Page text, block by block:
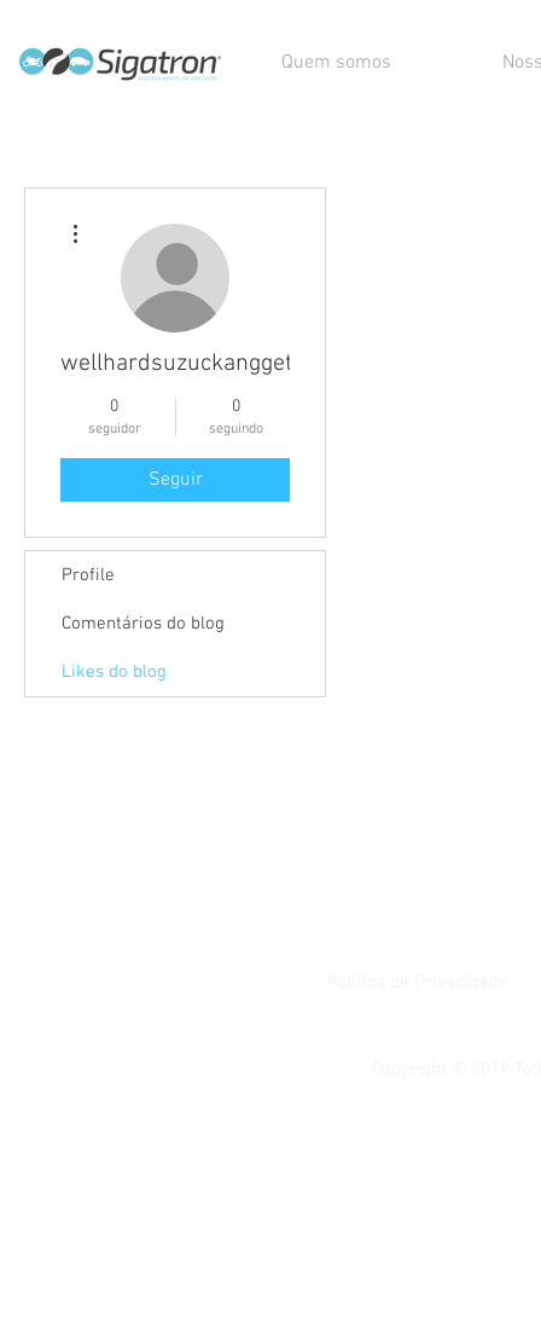
Quem somos
wellhardsuzuckangget
0
seguidor
0
seguindo
Seguir
Profile
Comentários do blog
Likes do blog